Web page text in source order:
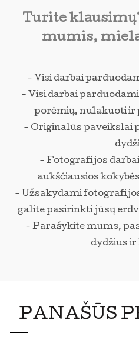
Turite
mumis,
- Visi darbai
- Visi darbai
porėmių, nulakuoti ir
- Originalūs paveikslai
- Fotografijos
aukščiausios
- Užsakydami
galite pasirinkti jūsų
- Parašykite mums,
dydžius ir
PANAŠŪS